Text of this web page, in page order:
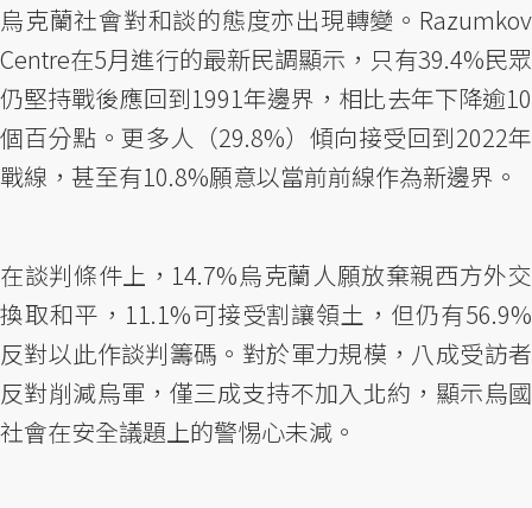
烏克蘭社會對和談的態度亦出現轉變。Razumkov
Centre在5月進行的最新民調顯示，只有39.4%民眾
仍堅持戰後應回到1991年邊界，相比去年下降逾10
個百分點。更多人（29.8%）傾向接受回到2022年
戰線，甚至有10.8%願意以當前前線作為新邊界。
在談判條件上，14.7%烏克蘭人願放棄親西方外交
換取和平，11.1%可接受割讓領土，但仍有56.9%
反對以此作談判籌碼。對於軍力規模，八成受訪者
反對削減烏軍，僅三成支持不加入北約，顯示烏國
社會在安全議題上的警惕心未減。